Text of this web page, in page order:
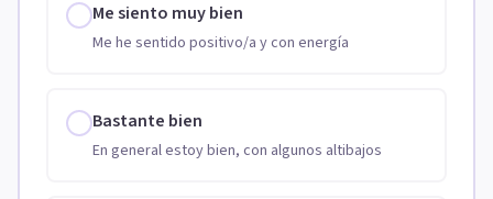
Me siento muy bien
Me he sentido positivo/a y con energía
Bastante bien
En general estoy bien, con algunos altibajos